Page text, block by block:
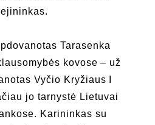
Tarasenka
kovose – už
Vyčio Kryžiaus I
jo tarnystė Lietuvai
Karininkas su